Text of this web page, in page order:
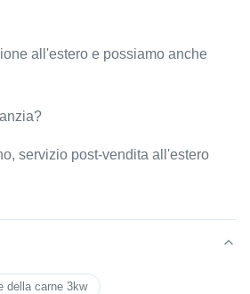
all'estero e possiamo anche
servizio post-vendita all'estero
della carne 3kw